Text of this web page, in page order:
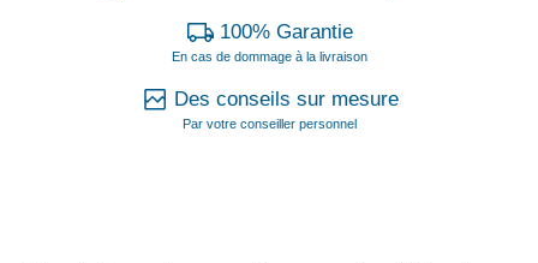
100% Garantie
En cas de dommage à la livraison
Des conseils sur mesure
Par votre conseiller personnel